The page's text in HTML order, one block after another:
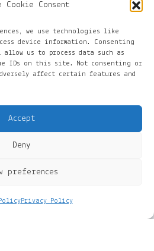
Cookie Consent
we use technologies like
device information. Consenting
us to process data such as
IDs on this site. Not consenting or
affect certain features and
Accept
Deny
preferences
Privacy Policy
gegevens
hans@things.io